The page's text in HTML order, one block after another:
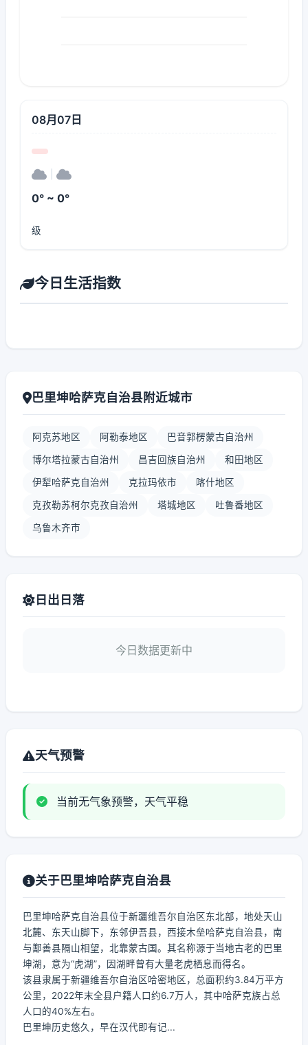
08月07日
0° ~ 0°
级
今日生活指数
巴里坤哈萨克自治县附近城市
阿克苏地区 阿勒泰地区 巴音郭楞蒙古自治州
博尔塔拉蒙古自治州 昌吉回族自治州 和田地区
伊犁哈萨克自治州 克拉玛依市 喀什地区
克孜勒苏柯尔克孜自治州 塔城地区 吐鲁番地区
乌鲁木齐市
日出日落
今日数据更新中
天气预警
当前无气象预警，天气平稳
关于巴里坤哈萨克自治县
巴里坤哈萨克自治县位于新疆维吾尔自治区东北部，地处天山
北麓、东天山脚下，东邻伊吾县，西接木垒哈萨克自治县，南
与鄯善县隔山相望，北靠蒙古国。其名称源于当地古老的巴里
坤湖，意为“虎湖”，因湖畔曾有大量老虎栖息而得名。
该县隶属于新疆维吾尔自治区哈密地区，总面积约3.84万平方
公里，2022年末全县户籍人口约6.7万人，其中哈萨克族占总
人口的40%左右。
巴里坤历史悠久，早在汉代即有记...